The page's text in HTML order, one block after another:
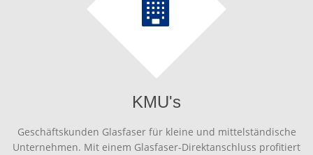
KMU's
Geschäftskunden Glasfaser für kleine und mittelständische
Unternehmen. Mit einem Glasfaser-Direktanschluss profitiert